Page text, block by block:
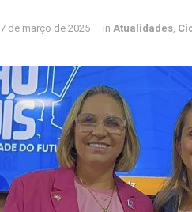
7 de março de 2025 in Atualidades